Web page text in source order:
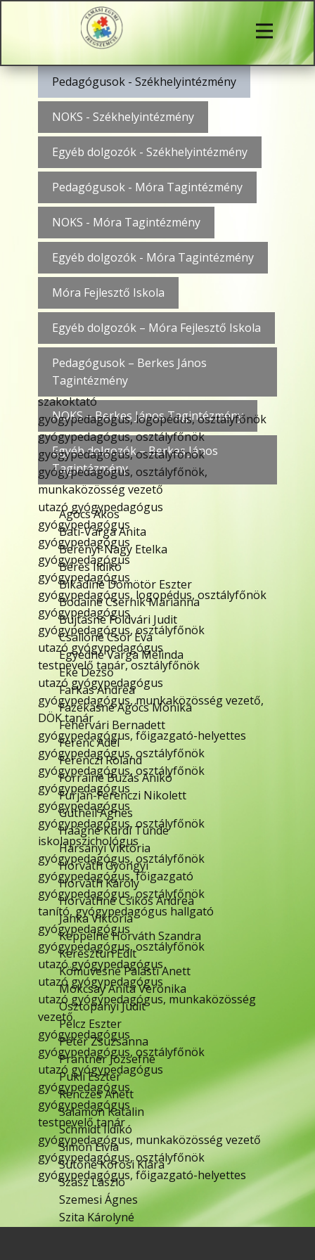
Pedagógusok - Székhelyintézmény
NOKS - Székhelyintézmény
Egyéb dolgozók - Székhelyintézmény
Pedagógusok - ​Móra Tagintézmény
NOKS - ​ Móra Tagintézmény
Egyéb dolgozók - ​Móra Tagintézmény
Móra Fejlesztő Iskola
Egyéb dolgozók – Móra Fejlesztő Iskola
Pedagógusok – Berkes János
Tagintézmény
NOKS – Berkes János Tagintézmény
Egyéb dolgozók – Berkes János
Tagintézmény
Agócs Ákos
Bati-Varga Anita
Berényi-Nagy Etelka
Béres Ildikó
Bikádiné Dömötör Eszter
Bodainé Csernik Marianna
Bujtásné Földvári Judit
Csallóné Csór Éva
Egyedné Varga Melinda
Eke Dezső
Farkas Andrea
Fazekasné Agócs Mónika
Fehérvári Bernadett
Ferenc Adél
Ferenczi Roland
Forrainé Buzás Anikó
Furján-Ferenczi Nikolett
Gutheil Ágnes
Haágné Kurdi Tünde
Harsányi Viktória
Horváth Gyöngyi
Horváth Károly
Horváthné Csikós Andrea
Janka Viktória
Keppelné Horváth Szandra
Kereszturi Edit
Köművesné Palásti Anett
Mokcsay Anita Veronika
Osztopányi Judit
Pelcz Eszter
Péter Zsuzsanna
Prantner Józsefné
Pukli Eszter
Renczes Anett
Salamon Katalin
Schmidt Ildikó
Simon Lívia
Sütőné Kőrösi Klára
Szász László
Szemesi Ágnes
Szita Károlyné
szakoktató
gyógypedagógus, logopédus, osztályfőnök
gyógypedagógus, osztályfőnök
gyógypedagógus, osztályfőnök
gyógypedagógus, osztályfőnök,
munkaközösség vezető
utazó gyógypedagógus
gyógypedagógus
gyógypedagógus
gyógypedagógus
gyógypedagógus
gyógypedagógus, logopédus, osztályfőnök
gyógypedagógus
gyógypedagógus, osztályfőnök
utazó gyógypedagógus
testnevelő tanár, osztályfőnök
utazó gyógypedagógus
gyógypedagógus, munkaközösség vezető,
DÖK tanár
gyógypedagógus, főigazgató-helyettes
gyógypedagógus, osztályfőnök
gyógypedagógus, osztályfőnök
gyógypedagógus
gyógypedagógus
gyógypedagógus, osztályfőnök
iskolapszichológus
gyógypedagógus, osztályfőnök
gyógypedagógus, főigazgató
gyógypedagógus, osztályfőnök
tanító, gyógypedagógus hallgató
gyógypedagógus
gyógypedagógus, osztályfőnök
utazó gyógypedagógus
utazó gyógypedagógus
utazó gyógypedagógus, munkaközösség
vezető
gyógypedagógus
gyógypedagógus, osztályfőnök
utazó gyógypedagógus
gyógypedagógus
gyógypedagógus
testnevelő tanár
gyógypedagógus, munkaközösség vezető
gyógypedagógus, osztályfőnök
gyógypedagógus, főigazgató-helyettes